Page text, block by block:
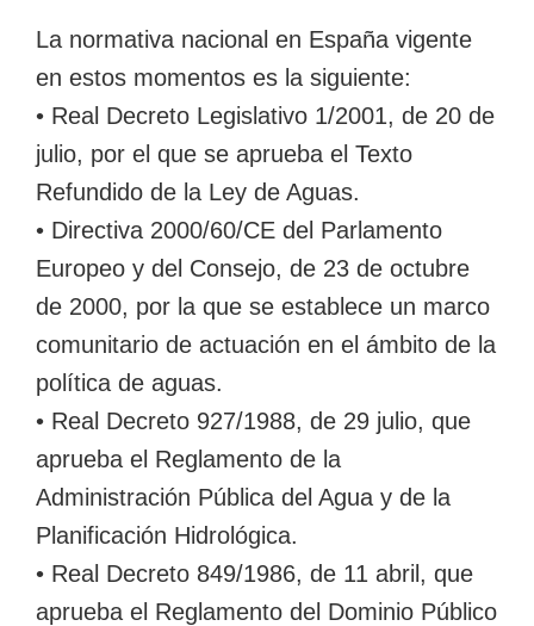
La normativa nacional en España vigente
en estos momentos es la siguiente:
• Real Decreto Legislativo 1/2001, de 20 de
julio, por el que se aprueba el Texto
Refundido de la Ley de Aguas.
• Directiva 2000/60/CE del Parlamento
Europeo y del Consejo, de 23 de octubre
de 2000, por la que se establece un marco
comunitario de actuación en el ámbito de la
política de aguas.
• Real Decreto 927/1988, de 29 julio, que
aprueba el Reglamento de la
Administración Pública del Agua y de la
Planificación Hidrológica.
• Real Decreto 849/1986, de 11 abril, que
aprueba el Reglamento del Dominio Público